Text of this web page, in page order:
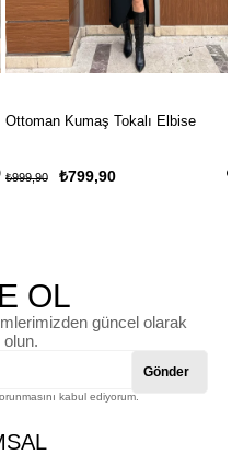
Kumaş Tokalı Elbise
₺799,90
OL
güncel olarak
olun.
Gönder
kabul ediyorum.